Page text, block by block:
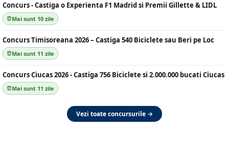
Concurs - Castiga o Experienta F1 Madrid si Premii Gillette & LIDL
Mai sunt 10 zile
Concurs Timisoreana 2026 – Castiga 540 Biciclete sau Beri pe Loc
Mai sunt 11 zile
Concurs Ciucas 2026 - Castiga 756 Biciclete si 2.000.000 bucati Ciucas
Mai sunt 11 zile
Vezi toate concursurile →